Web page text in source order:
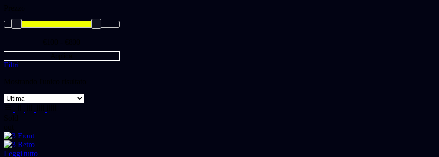
Filtri
Leggi tutto